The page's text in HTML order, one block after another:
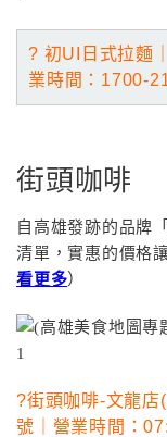
? 初UI日式拉麵
業 時間：1700-
街頭咖啡
自高雄發跡的品牌
清單，實惠的價格
看更多）
?街頭咖啡-文龍店
號｜營業時間：